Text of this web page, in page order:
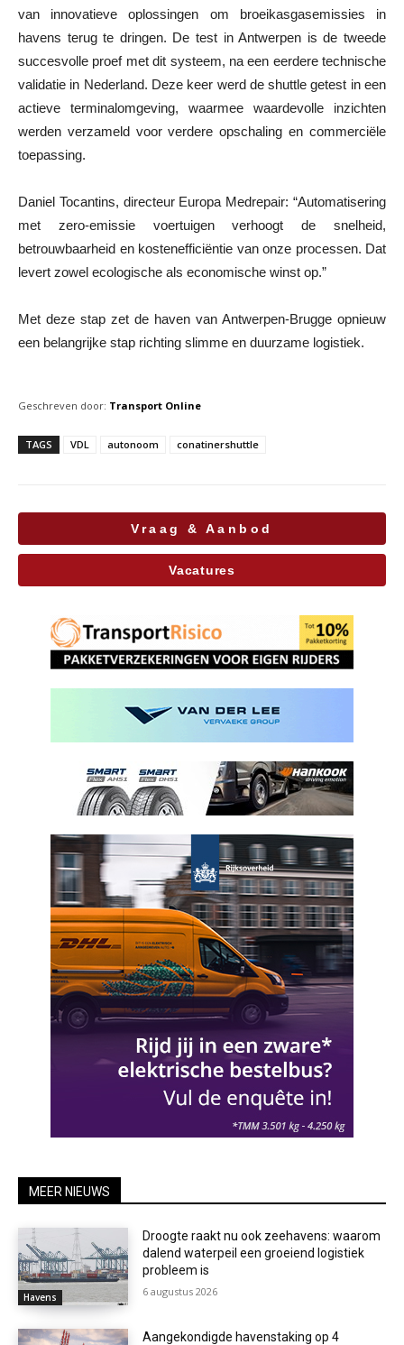
van innovatieve oplossingen om broeikasgasemissies in
havens terug te dringen. De test in Antwerpen is de tweede
succesvolle proef met dit systeem, na een eerdere technische
validatie in Nederland. Deze keer werd de shuttle getest in een
actieve terminalomgeving, waarmee waardevolle inzichten
werden verzameld voor verdere opschaling en commerciële
toepassing.
Daniel Tocantins, directeur Europa Medrepair: “Automatisering
met zero-emissie voertuigen verhoogt de snelheid,
betrouwbaarheid en kostenefficiëntie van onze processen. Dat
levert zowel ecologische als economische winst op.”
Met deze stap zet de haven van Antwerpen-Brugge opnieuw
een belangrijke stap richting slimme en duurzame logistiek.
Geschreven door: Transport Online
TAGS VDL autonoom conatinershuttle
Vraag & Aanbod
Vacatures
MEER NIEUWS
Havens
Droogte raakt nu ook zeehavens: waarom
dalend waterpeil een groeiend logistiek
probleem is
6 augustus 2026
Aangekondigde havenstaking op 4